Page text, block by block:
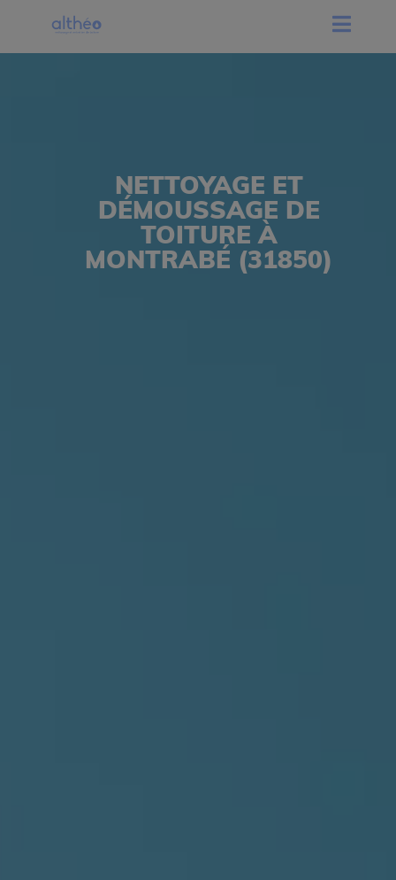
NETTOYAGE ET
DÉMOUSSAGE DE
TOITURE À
MONTRABÉ (31850)